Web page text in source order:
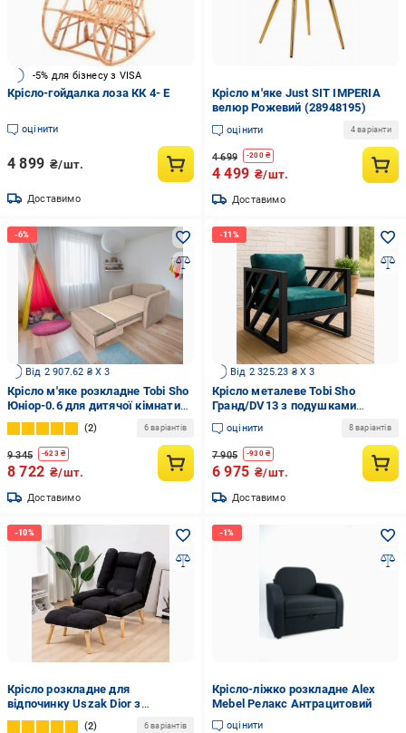
-5% для бізнесу з VISA
Крісло-гойдалка лоза КК 4- Е
оцінити
4 899 ₴/шт.
Доставимо
Крісло м'яке Just SIT IMPERIA
велюр Рожевий (28948195)
оцінити 4 варіанти
4 699 -200₴
4 499 ₴/шт.
Доставимо
Від 2 907.62 ₴ X 3
Крісло м'яке розкладне Tobi Sho
Юніор-0.6 для дитячої кімнати
рогожка 780х800х800 мм 01
Caramel
2 6 варіантів
9 345 -623₴
8 722 ₴/шт.
Доставимо
Від 2 325.23 ₴ X 3
Крісло металеве Tobi Sho
Гранд/DV13 з подушками
750х600х700 мм велюр Морська
хвиля/13 (DV13234)
оцінити 8 варіантів
7 905 -930₴
6 975 ₴/шт.
Доставимо
Крісло розкладне для
відпочинку Uszak Dior з
підставкою для ніг Чорний
2 6 варіантів
Крісло-ліжко розкладне Alex
Mebel Релакс Антрацитовий
оцінити